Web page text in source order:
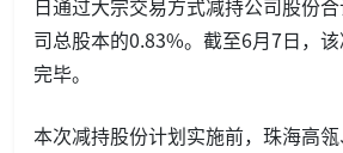
日通过大宗交易方式减持公司股份
司总股本的0.83%。截至6月7日，
完毕。
本次减持股份计划实施前，珠海高